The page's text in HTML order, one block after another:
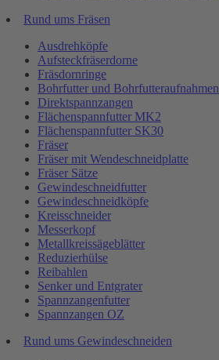
Rund ums Fräsen
Ausdrehköpfe
Aufsteckfräserdorne
Fräsdornringe
Bohrfutter und Bohrfutteraufnahmen
Direktspannzangen
Flächenspannfutter MK2
Flächenspannfutter SK30
Fräser
Fräser mit Wendeschneidplatte
Fräser Sätze
Gewindeschneidfutter
Gewindeschneidköpfe
Kreisschneider
Messerkopf
Metallkreissägeblätter
Reduzierhülse
Reibahlen
Senker und Entgrater
Spannzangenfutter
Spannzangen OZ
Rund ums Gewindeschneiden